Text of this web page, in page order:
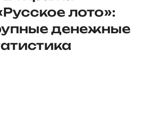
лото»:
денежные